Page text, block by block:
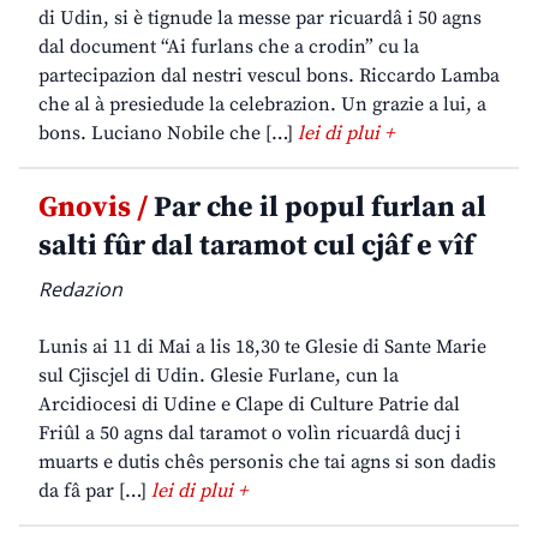
di Udin, si è tignude la messe par ricuardâ i 50 agns
dal document “Ai furlans che a crodin” cu la
partecipazion dal nestri vescul bons. Riccardo Lamba
che al à presiedude la celebrazion. Un grazie a lui, a
bons. Luciano Nobile che […] lei di plui +
Gnovis /Par che il popul furlan al
salti fûr dal taramot cul cjâf e vîf
Redazion
Lunis ai 11 di Mai a lis 18,30 te Glesie di Sante Marie
sul Cjiscjel di Udin. Glesie Furlane, cun la
Arcidiocesi di Udine e Clape di Culture Patrie dal
Friûl a 50 agns dal taramot o volìn ricuardâ ducj i
muarts e dutis chês personis che tai agns si son dadis
da fâ par […] lei di plui +